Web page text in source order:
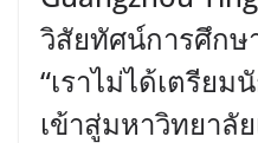
วิสัยทัศน์การศึก
“เราไม่ได้เตรียม
เข้าสู่มหาวิทยาลั